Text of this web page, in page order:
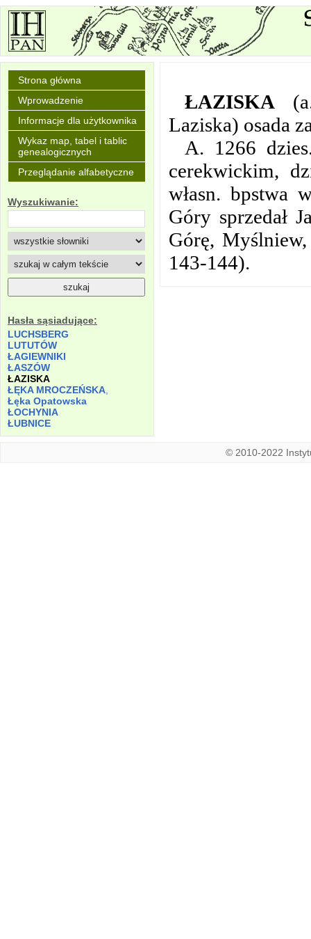
Strona główna
Wprowadzenie
Informacje dla użytkownika
Wykaz map, tabel i tablic
genealogicznych
Przeglądanie alfabetyczne
Wyszukiwanie:
Hasła sąsiadujące:
LUCHSBERG
LUTUTÓW
ŁAGIEWNIKI
ŁASZÓW
ŁAZISKA
ŁĘKA MROCZEŃSKA
Łęka Opatowska
ŁOCHYNIA
ŁUBNICE
ŁAZISKA
Laziska) osada
A. 1266
cerekwickim,
własn. bpstwa
Góry sprzedał
Górę,
143-144).
© 2010-2022